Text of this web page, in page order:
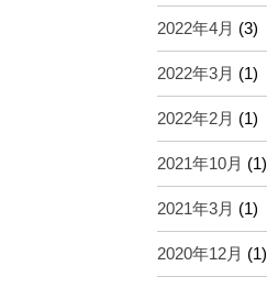
2022年4月 (3)
2022年3月 (1)
2022年2月 (1)
2021年10月 (1)
2021年3月 (1)
2020年12月 (1)